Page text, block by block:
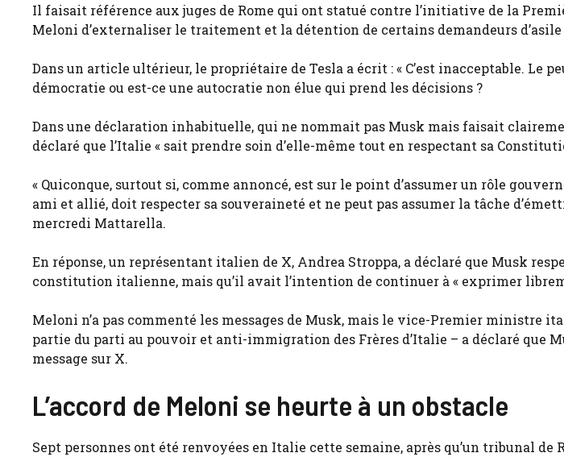
Il faisait référence aux juges de Rome qui ont statué contre l’initiative de la
Meloni d’externaliser le traitement et la détention de certains demandeurs
Dans un article ultérieur, le propriétaire de Tesla a écrit : « C’est inacceptable. Le
démocratie ou est-ce une autocratie non élue qui prend les décisions ?
Dans une déclaration inhabituelle, qui ne nommait pas Musk mais faisait
déclaré que l’Italie « sait prendre soin d’elle-même tout en respectant sa
« Quiconque, surtout si, comme annoncé, est sur le point d’assumer un rôle
ami et allié, doit respecter sa souveraineté et ne peut pas assumer la tâche
mercredi Mattarella.
En réponse, un représentant italien de X, Andrea Stroppa, a déclaré que Musk
constitution italienne, mais qu’il avait l’intention de continuer à « exprimer
Meloni n’a pas commenté les messages de Musk, mais le vice-Premier ministre
partie du parti au pouvoir et anti-immigration des Frères d’Italie – a déclaré que
message sur X.
L’accord de Meloni se heurte à un obstacle
Sept personnes ont été renvoyées en Italie cette semaine, après qu’un tribunal de